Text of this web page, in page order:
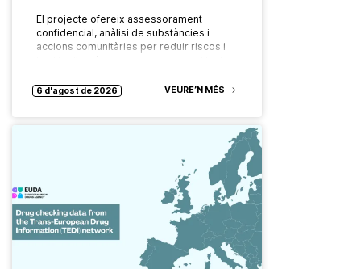
El projecte ofereix assessorament
confidencial, anàlisi de substàncies i
accions comunitàries per reduir riscos i
evolucionen constantment. També ho…
6 d'agost de 2026 VEURE’N MÉS